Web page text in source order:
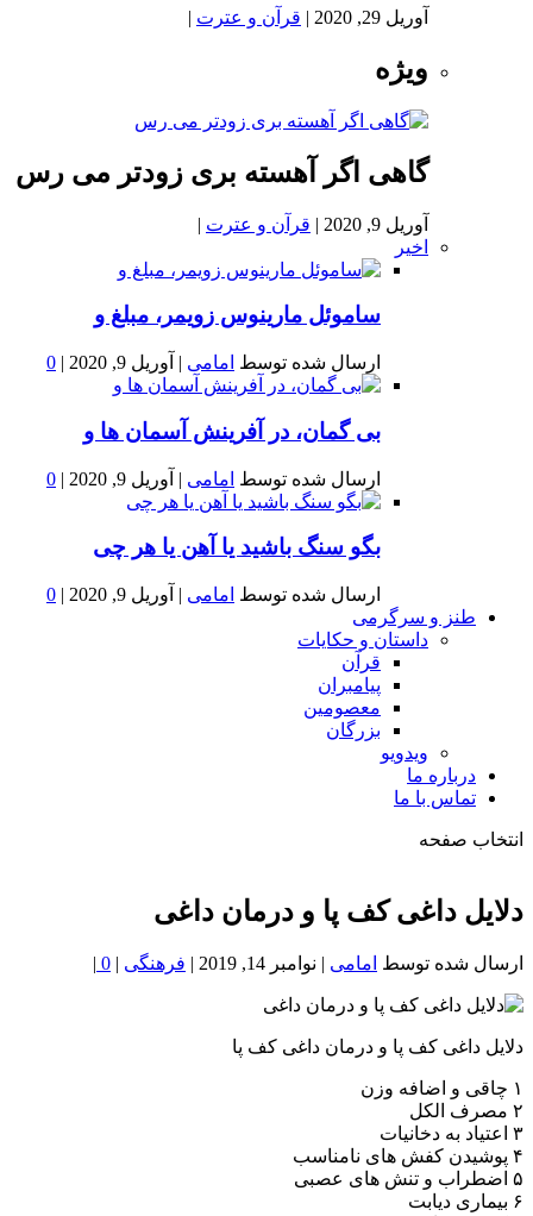
آوریل 29, 2020 | قرآن و عترت |
ویژه
گاهی اگر آهسته بری زودتر می رس
آوریل 9, 2020 | قرآن و عترت |
اخیر
ساموئل مارینوس زویمر، مبلغ و
ارسال شده توسط امامی | آوریل 9, 2020 |
0
بى گمان، در آفرينش آسمان ها و
ارسال شده توسط امامی | آوریل 9, 2020 |
0
بگو سنگ باشید یا آهن یا هر چی
ارسال شده توسط امامی | آوریل 9, 2020 |
0
طنز و سرگرمی
داستان و حکایات
قرآن
پیامبران
معصومین
بزرگان
ویدویو
درباره ما
تماس با ما
انتخاب صفحه
خون
شمال
دلایل داغی کف پا و ‌درمان داغی
ارسال شده توسط امامی | نوامبر 14, 2019 | فرهنگی |
0
|
دلایل داغی کف پا و ‌درمان داغی کف پا
۱ چاقی و اضافه وزن
۲ مصرف الکل
۳ اعتیاد به دخانیات
۴ پوشیدن کفش های نامناسب
۵ اضطراب و تنش های عصبی
۶ بیماری دیابت